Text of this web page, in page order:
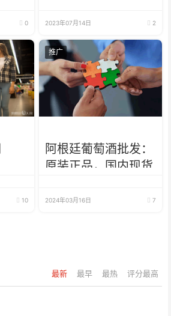
0 2023年07月14日 2
10
推广
阿根廷葡萄酒批发：
原装正品，国内现货
2024年03月16日 7
最新 最早 最热 评分最高